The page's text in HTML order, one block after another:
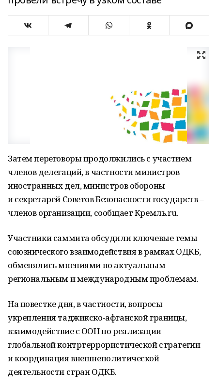
Затем переговоры продолжились с участием
членов делегаций, в частности министров
иностранных дел, министров обороны
и секретарей Советов Безопасности государств –
членов организации, сообщает Кремль.ru.
Участники саммита обсудили ключевые темы
союзнического взаимодействия в рамках ОДКБ,
обменялись мнениями по актуальным
региональным и международным проблемам.
На повестке дня, в частности, вопросы
укрепления таджикско-афганской границы,
взаимодействие с ООН по реализации
глобальной контртеррористической стратегии
и координация внешнеполитической
деятельности стран ОДКБ.